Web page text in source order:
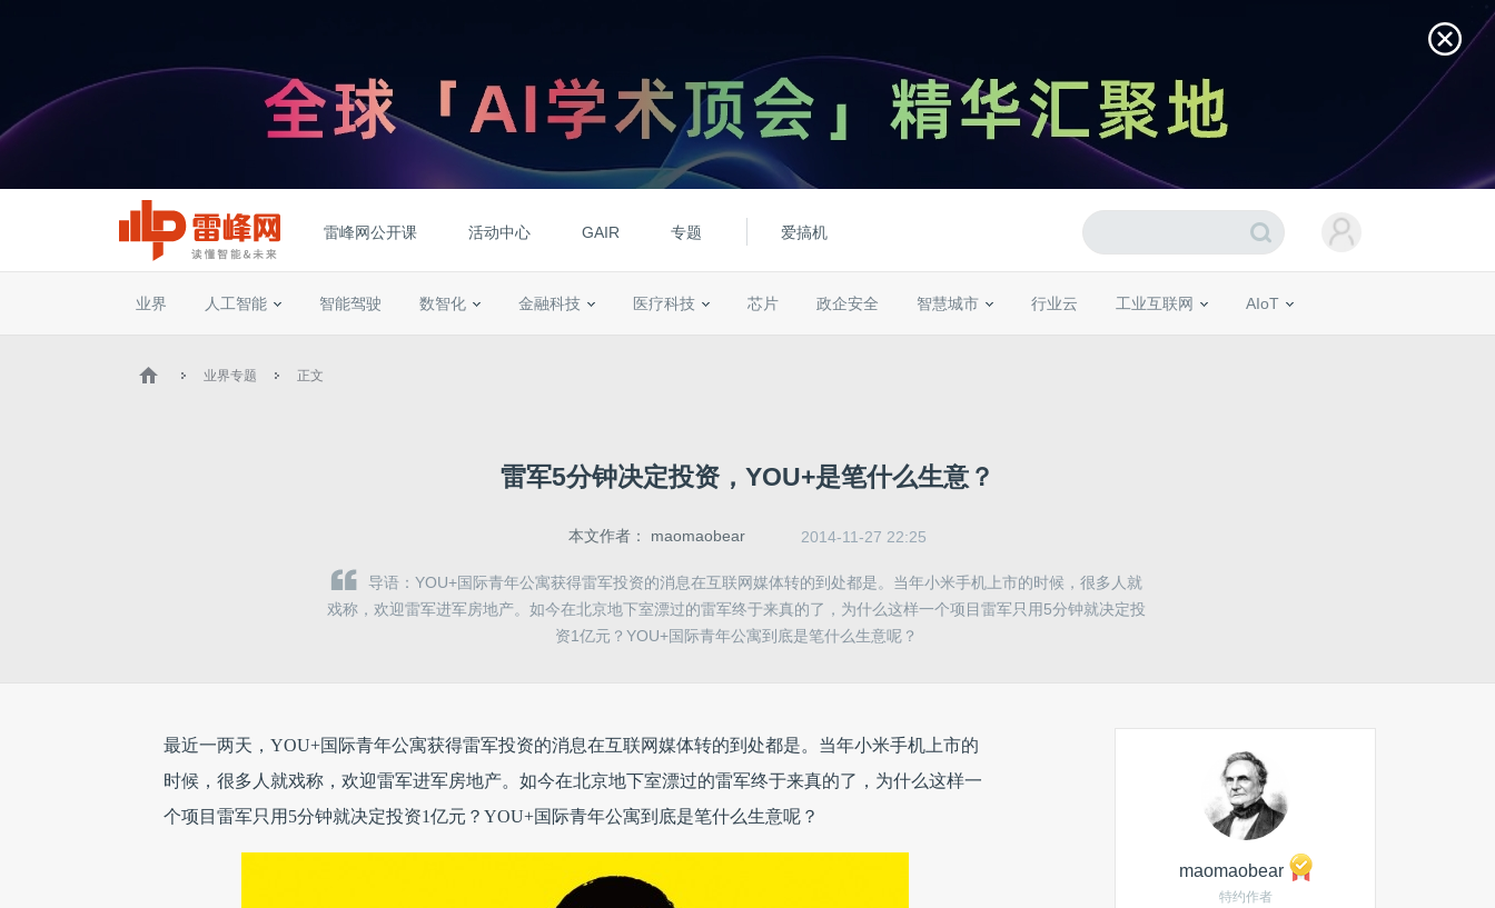
雷峰网公开课 活动中心 GAIR 专题 爱搞机
业界 人工智能 智能驾驶 数智化 金融科技 医疗科技 芯片 政企安全 智慧城市 行业云 工业互联网 AIoT
业界专题 正文
雷军5分钟决定投资，YOU+是笔什么生意？
本文作者： maomaobear 2014-11-27 22:25
导语：YOU+国际青年公寓获得雷军投资的消息在互联网媒体转的到处都是。当年小米手机上市的时候，很多人就
戏称，欢迎雷军进军房地产。如今在北京地下室漂过的雷军终于来真的了，为什么这样一个项目雷军只用5分钟就决定投
资1亿元？YOU+国际青年公寓到底是笔什么生意呢？
最近一两天，YOU+国际青年公寓获得雷军投资的消息在互联网媒体转的到处都是。当年小米手机上市的
时候，很多人就戏称，欢迎雷军进军房地产。如今在北京地下室漂过的雷军终于来真的了，为什么这样一
个项目雷军只用5分钟就决定投资1亿元？YOU+国际青年公寓到底是笔什么生意呢？
maomaobear
特约作者